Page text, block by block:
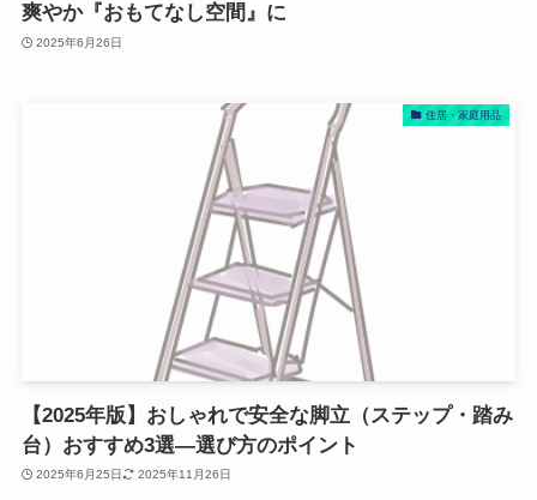
爽やか『おもてなし空間』に
2025年6月26日
住居・家庭用品
【2025年版】おしゃれで安全な脚立（ステップ・踏み
台）おすすめ3選―選び方のポイント
2025年6月25日 2025年11月26日